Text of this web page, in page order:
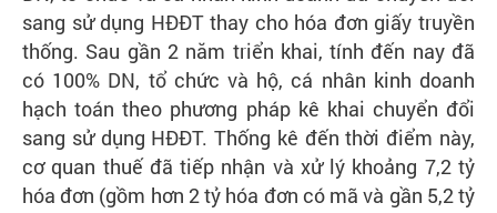
sang sử dụng HĐĐT thay cho hóa đơn giấy truyền
thống. Sau gần 2 năm triển khai, tính đến nay đã
có 100% DN, tổ chức và hộ, cá nhân kinh doanh
hạch toán theo phương pháp kê khai chuyển đổi
sang sử dụng HĐĐT. Thống kê đến thời điểm này,
cơ quan thuế đã tiếp nhận và xử lý khoảng 7,2 tỷ
hóa đơn (gồm hơn 2 tỷ hóa đơn có mã và gần 5,2 tỷ